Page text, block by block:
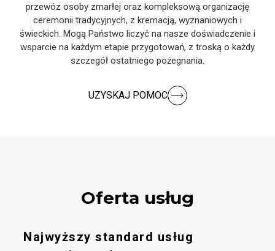
przewóz osoby zmarłej oraz kompleksową organizację
ceremonii tradycyjnych, z kremacją, wyznaniowych i
świeckich. Mogą Państwo liczyć na nasze doświadczenie i
wsparcie na każdym etapie przygotowań, z troską o każdy
szczegół ostatniego pożegnania.
UZYSKAJ POMOC
Oferta usług
Najwyższy standard usług